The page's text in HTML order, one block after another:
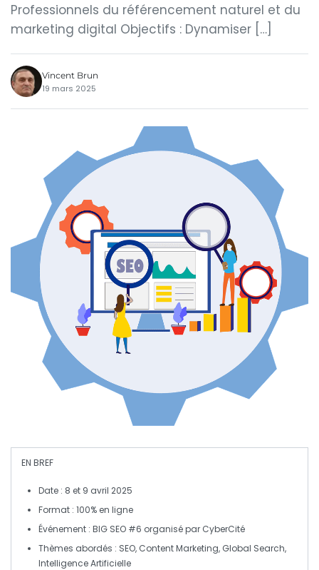
Professionnels du référencement naturel et du
marketing digital Objectifs : Dynamiser […]
Vincent Brun
19 mars 2025
EN BREF
Date : 8 et 9 avril 2025
Format : 100% en ligne
Événement : BIG SEO #6 organisé par CyberCité
Thèmes abordés : SEO, Content Marketing, Global Search,
Intelligence Artificielle